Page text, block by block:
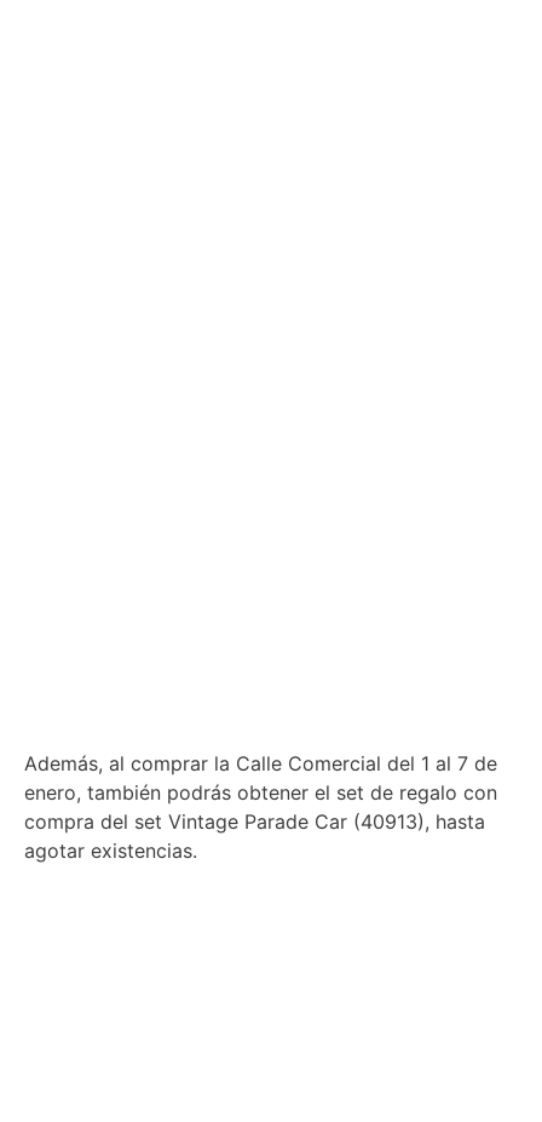
Además, al comprar la Calle Comercial del 1 al 7 de
enero, también podrás obtener el set de regalo con
compra del set Vintage Parade Car (40913), hasta
agotar existencias.